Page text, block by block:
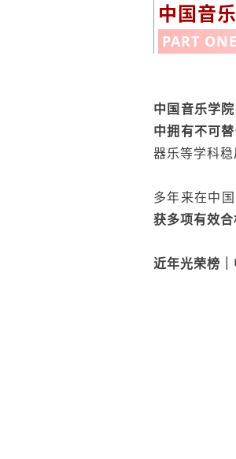
中国音
PART ONE
中国音乐学
中拥有不可
器乐等学科
多年来在中
获多项有效
近年光荣榜